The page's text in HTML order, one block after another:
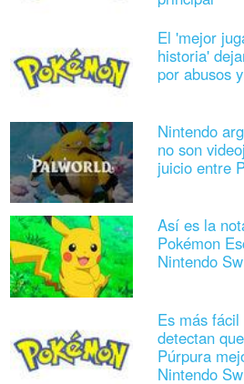
El 'mejor
historia'
por abusos
Nintendo
no son
juicio entre
Así es la
Pokémon
Nintendo
Es más
detectan
Púrpura
Nintendo